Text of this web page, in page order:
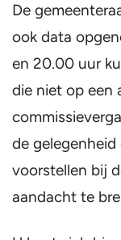
De
ook data
en 20.00 uur
die niet op een
de
voorstellen bij
aandacht te